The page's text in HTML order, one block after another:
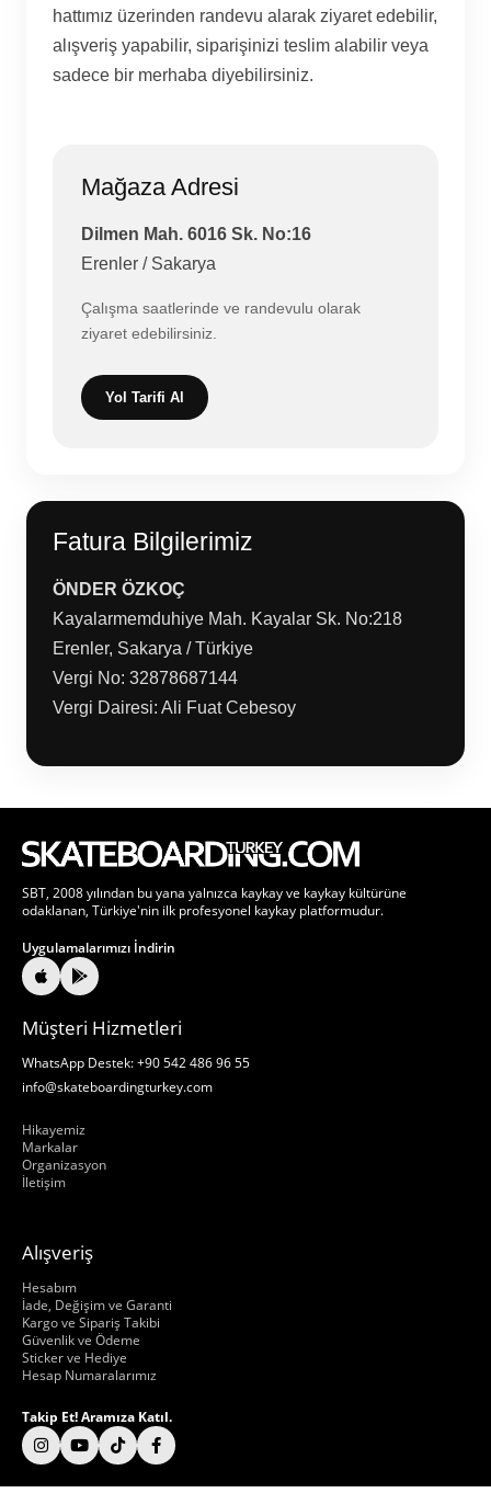
hattımız üzerinden randevu alarak ziyaret edebilir,
alışveriş yapabilir, siparişinizi teslim alabilir veya
sadece bir merhaba diyebilirsiniz.
Mağaza Adresi
Dilmen Mah. 6016 Sk. No:16
Erenler / Sakarya
Çalışma saatlerinde ve randevulu olarak
ziyaret edebilirsiniz.
Yol Tarifi Al
Fatura Bilgilerimiz
ÖNDER ÖZKOÇ
Kayalarmemduhiye Mah. Kayalar Sk. No:218
Erenler, Sakarya / Türkiye
Vergi No: 32878687144
Vergi Dairesi: Ali Fuat Cebesoy
SBT, 2008 yılından bu yana yalnızca kaykay ve kaykay kültürüne
odaklanan, Türkiye'nin ilk profesyonel kaykay platformudur.
Uygulamalarımızı İndirin
Müşteri Hizmetleri
WhatsApp Destek: +90 542 486 96 55
info@skateboardingturkey.com
Hikayemiz
Markalar
Organizasyon
İletişim
Alışveriş
Hesabım
İade, Değişim ve Garanti
Kargo ve Sipariş Takibi
Güvenlik ve Ödeme
Sticker ve Hediye
Hesap Numaralarımız
Takip Et! Aramıza Katıl.